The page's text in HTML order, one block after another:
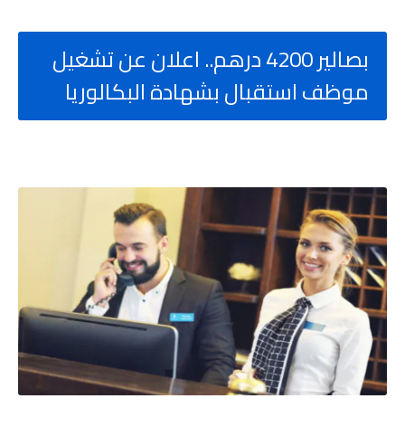
بصالير 4200 درهم.. اعلان عن تشغيل
موظف استقبال بشهادة البكالوريا